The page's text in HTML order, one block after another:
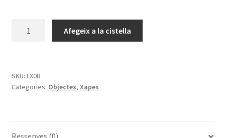
estas
Afegeix a la cistella
SKU: LX08
Categories: Objectes, Xapes